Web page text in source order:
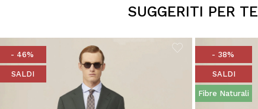
SUGGERITI PER TE
- 46%
SALDI
- 38%
SALDI
Fibre Naturali